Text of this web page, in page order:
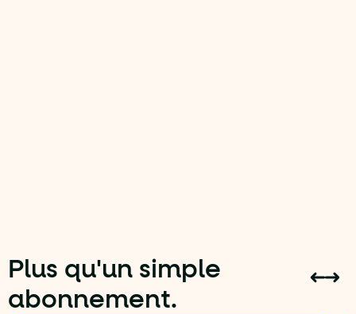
Plus qu'un simple
abonnement.